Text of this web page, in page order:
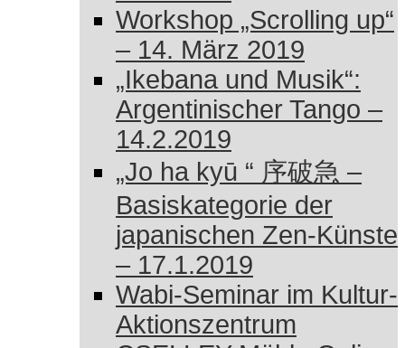
Workshop „Scrolling up“
– 14. März 2019
„Ikebana und Musik“:
Argentinischer Tango –
14.2.2019
„Jo ha kyū “ 序破急 –
Basiskategorie der
japanischen Zen-Künste
– 17.1.2019
Wabi-Seminar im Kultur-
Aktionszentrum